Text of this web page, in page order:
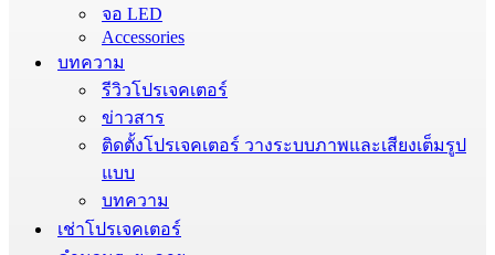
จอ LED
Accessories
บทความ
รีวิวโปรเจคเตอร์
ข่าวสาร
ติดตั้งโปรเจคเตอร์ วางระบบภาพและเสียงเต็มรูป
แบบ
บทความ
เช่าโปรเจคเตอร์